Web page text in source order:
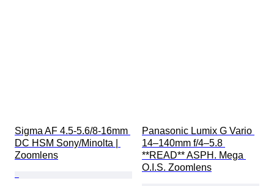
Sigma AF 4.5-5.6/8-16mm
DC HSM Sony/Minolta |
Zoomlens
Panasonic Lumix G Vario
14–140mm f/4–5.8
**READ** ASPH. Mega
O.I.S. Zoomlens